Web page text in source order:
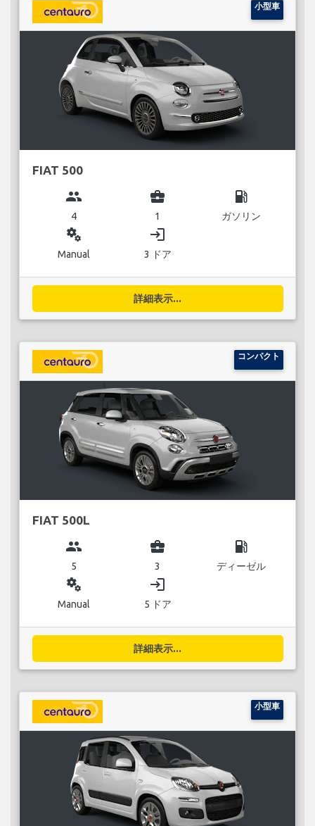
小型車
FIAT 500
group
4
business_center
1
local_gas_station
ガソリン
miscellaneous_services
Manual
login
3 ドア
詳細表示...
コンパクト
FIAT 500L
group
5
business_center
3
local_gas_station
ディーゼル
miscellaneous_services
Manual
login
5 ドア
詳細表示...
小型車